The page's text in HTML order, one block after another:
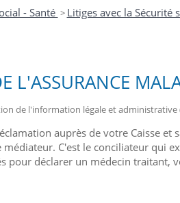
- Santé > Litiges avec la Sécurité
L'ASSURANCE
de l'information légale et
auprès de votre Caisse
C'est le conciliateur qui
pour déclarer un médecin traitant,